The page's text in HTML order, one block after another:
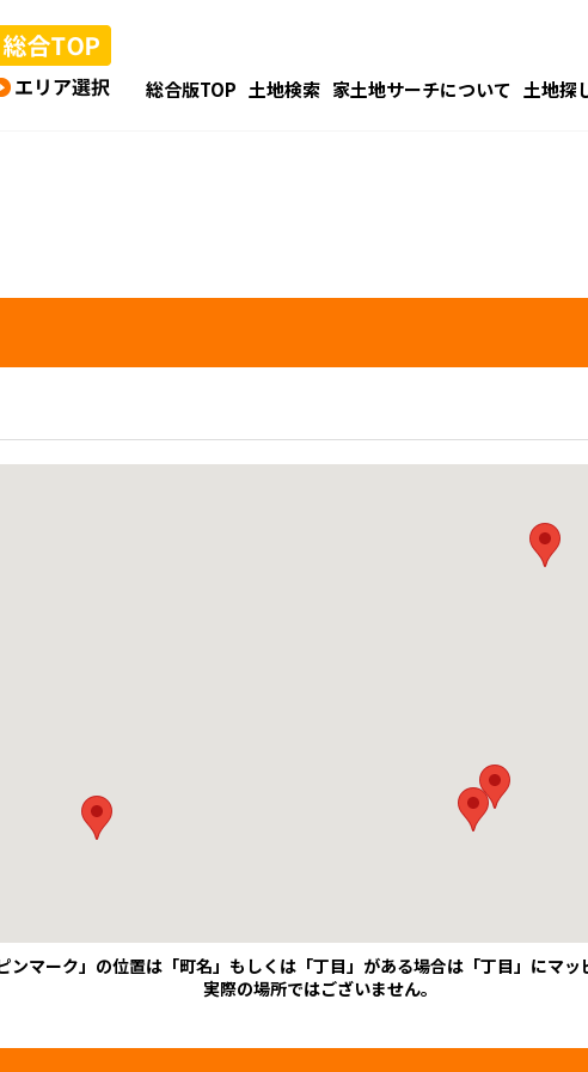
総合版TOP 土地検索 家土地サーチについて 土地探
マーク」の位置は「町名」もしくは「丁目」がある場合は「丁目」にマッ
実際の場所ではございません。